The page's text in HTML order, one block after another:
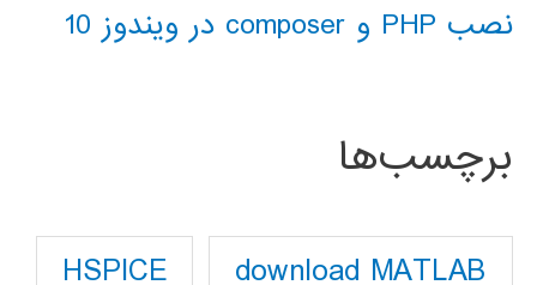
نصب PHP و composer در ویندوز 10
برچسب‌ها
download MATLAB
HSPICE